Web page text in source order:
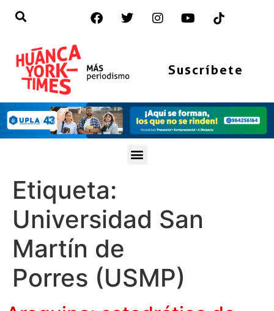
Suscríbete
Etiqueta:
Universidad San
Martín de
Porres (USMP)